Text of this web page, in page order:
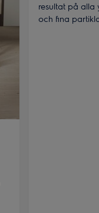
resultat på alla
och fina